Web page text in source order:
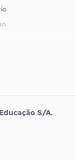
ORDEM
S/A.